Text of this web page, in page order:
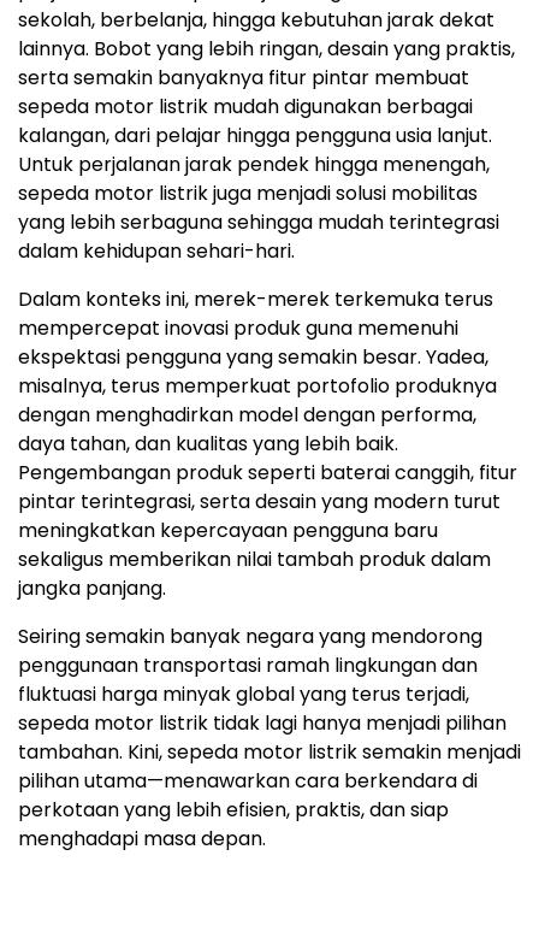
sekolah, berbelanja, hingga kebutuhan jarak dekat
lainnya. Bobot yang lebih ringan, desain yang praktis,
serta semakin banyaknya fitur pintar membuat
sepeda motor listrik mudah digunakan berbagai
kalangan, dari pelajar hingga pengguna usia lanjut.
Untuk perjalanan jarak pendek hingga menengah,
sepeda motor listrik juga menjadi solusi mobilitas
yang lebih serbaguna sehingga mudah terintegrasi
dalam kehidupan sehari-hari.
Dalam konteks ini, merek-merek terkemuka terus
mempercepat inovasi produk guna memenuhi
ekspektasi pengguna yang semakin besar. Yadea,
misalnya, terus memperkuat portofolio produknya
dengan menghadirkan model dengan performa,
daya tahan, dan kualitas yang lebih baik.
Pengembangan produk seperti baterai canggih, fitur
pintar terintegrasi, serta desain yang modern turut
meningkatkan kepercayaan pengguna baru
sekaligus memberikan nilai tambah produk dalam
jangka panjang.
Seiring semakin banyak negara yang mendorong
penggunaan transportasi ramah lingkungan dan
fluktuasi harga minyak global yang terus terjadi,
sepeda motor listrik tidak lagi hanya menjadi pilihan
tambahan. Kini, sepeda motor listrik semakin menjadi
pilihan utama—menawarkan cara berkendara di
perkotaan yang lebih efisien, praktis, dan siap
menghadapi masa depan.